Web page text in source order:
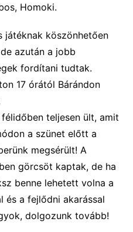
Homoki.
játéknak köszönhetően
azután a jobb
fordítani tudtak.
17 órától Bárándon
teljesen ült, amit
a szünet előtt a
megsérült! A
görcsöt kaptak, de ha
benne lehetett volna a
és a fejlődni akarással
dolgozunk tovább!